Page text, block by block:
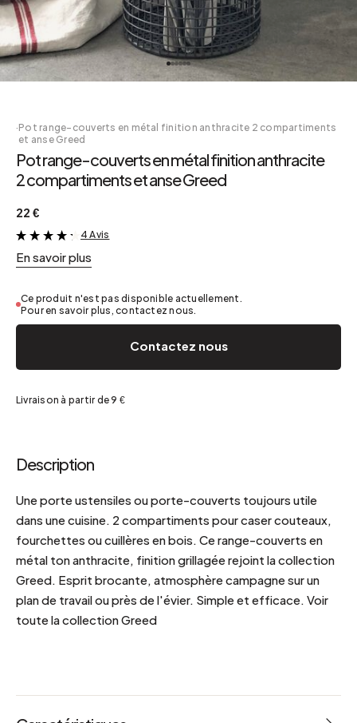
·Pot range-couverts en métal finition anthracite 2 compartiments
et anse Greed
Pot range-couverts en métal finition anthracite
2 compartiments et anse Greed
22 €
&
4 Avis
En savoir plus
Ce produit n'est pas disponible actuellement.
Pour en savoir plus, contactez nous.
Contactez nous
Livraison à partir de 9 €
Description
Une porte ustensiles ou porte-couverts toujours utile
dans une cuisine. 2 compartiments pour caser couteaux,
fourchettes ou cuillères en bois. Ce range-couverts en
métal ton anthracite, finition grillagée rejoint la collection
Greed. Esprit brocante, atmosphère campagne sur un
plan de travail ou près de l'évier. Simple et efficace. Voir
toute la collection Greed